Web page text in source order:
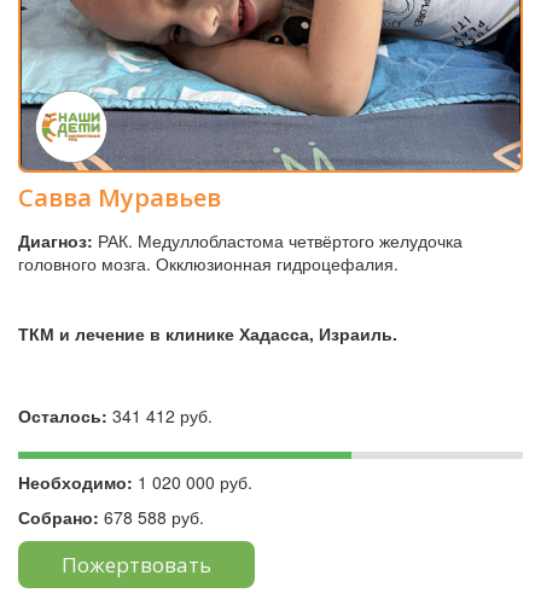
Савва Муравьев
Диагноз: РАК. Медуллобластома четвёртого желудочка
головного мозга. Окклюзионная гидроцефалия.
ТКМ и лечение в клинике Хадасса, Израиль.
Осталось: 341 412 руб.
Необходимо: 1 020 000 руб.
Собрано: 678 588 руб.
Пожертвовать